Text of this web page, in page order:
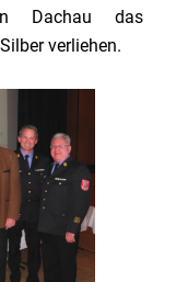
Dachau das
verliehen.